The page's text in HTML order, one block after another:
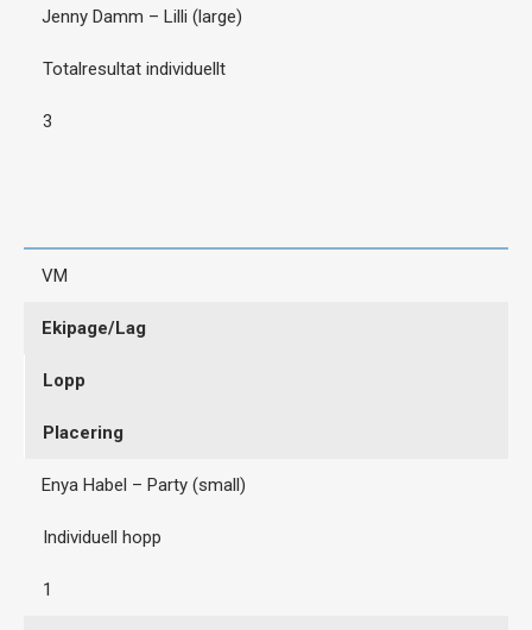
Jenny Damm – Lilli (large)
Totalresultat individuellt
3
VM
Ekipage/Lag
Lopp
Placering
Enya Habel – Party (small)
Individuell hopp
1